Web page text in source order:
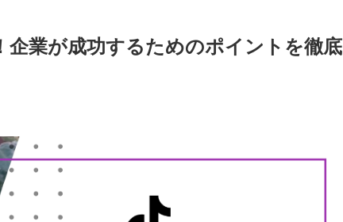
業が成功するためのポイントを徹底